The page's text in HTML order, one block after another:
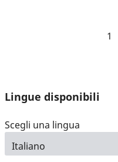
1
Lingue disponibili
Scegli una lingua